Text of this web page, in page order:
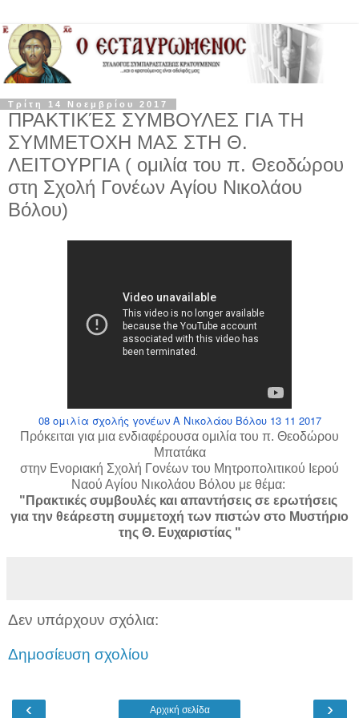
Τρίτη 14 Νοεμβρίου 2017
ΠΡΑΚΤΙΚΈΣ ΣΥΜΒΟΥΛΕΣ ΓΙΑ ΤΗ
ΣΥΜΜΕΤΟΧΗ ΜΑΣ ΣΤΗ Θ.
ΛΕΙΤΟΥΡΓΙΑ ( ομιλία του π. Θεοδώρου
στη Σχολή Γονέων Αγίου Νικολάου
Βόλου)
08 ομιλία σχολής γονέων Α Νικολάου Βόλου 13 11 2017
Πρόκειται για μια ενδιαφέρουσα ομιλία του π. Θεοδώρου
Μπατάκα
στην Ενοριακή Σχολή Γονέων του Μητροπολιτικού Ιερού
Ναού Αγίου Νικολάου Βόλου με θέμα:
"Πρακτικές συμβουλές και απαντήσεις σε ερωτήσεις
για την θεάρεστη συμμετοχή των πιστών στο Μυστήριο
της Θ. Ευχαριστίας "
Δεν υπάρχουν σχόλια:
Δημοσίευση σχολίου
‹ ›
Αρχική σελίδα